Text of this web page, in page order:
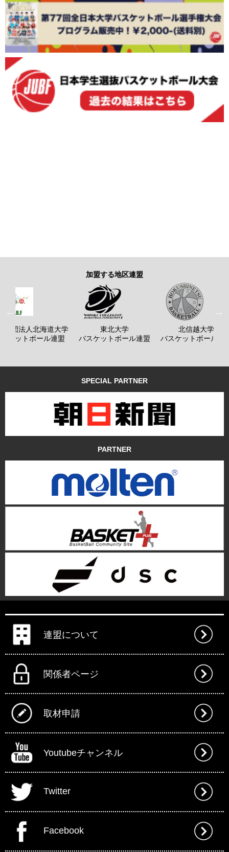
加盟する地区連盟
社団法人北海道大学
ケットボール連盟
東北大学
バスケットボール連盟
北信越大学
バスケットボール連
SPECIAL PARTNER
PARTNER
連盟について
関係者ページ
取材申請
Youtubeチャンネル
Twitter
Facebook